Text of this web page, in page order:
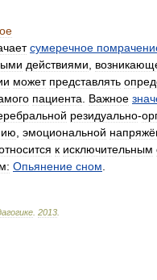
сумеречное
действиями
может представлять
пациента Важное
резидуально-
эмоциональной
к исключительным
Опьянение сном
2013